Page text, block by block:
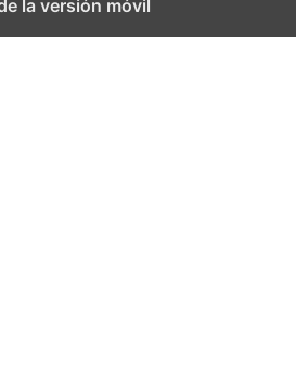
la versión móvil